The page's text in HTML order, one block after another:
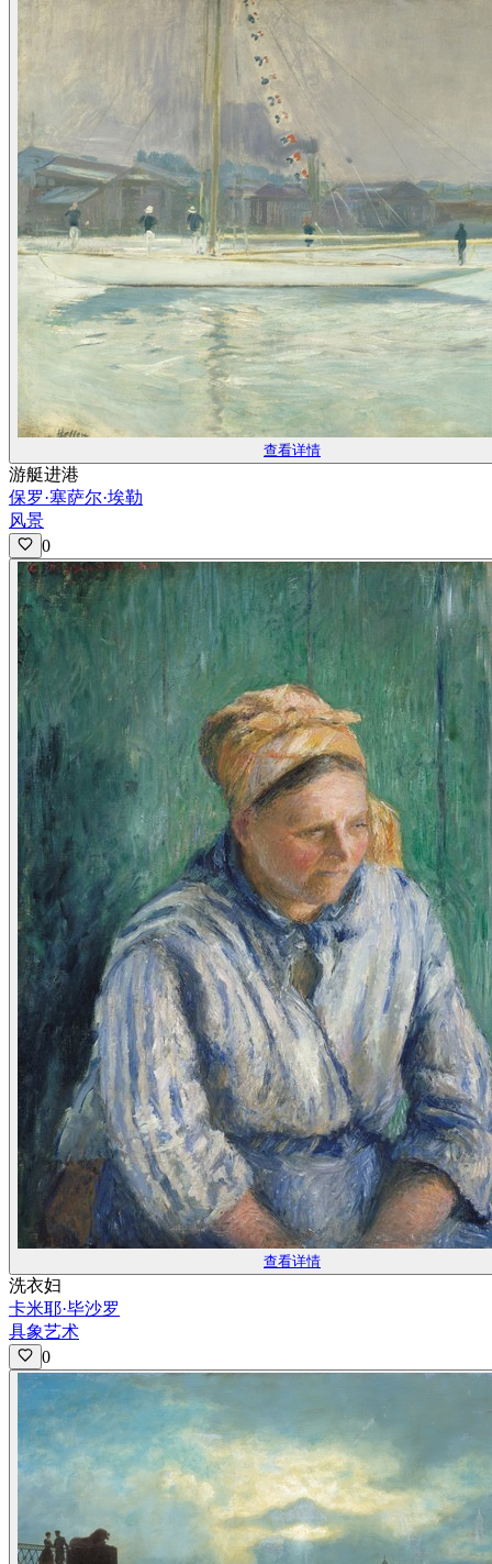
查看详情
游艇进港
保罗·塞萨尔·埃勒
风景
0
查看详情
洗衣妇
卡米耶·毕沙罗
具象艺术
0